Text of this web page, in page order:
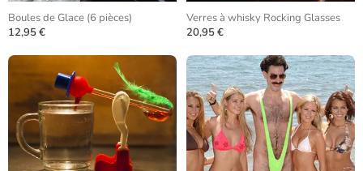
Boules de Glace (6 pièces)
12,95 €
Verres à whisky Rocking Glasses
20,95 €